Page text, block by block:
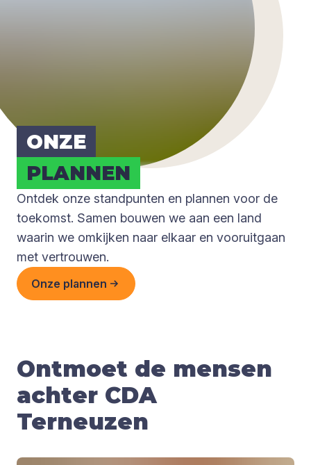
ONZE
PLAN­NEN
Ontdek onze standpunten en plannen voor de
toekomst. Samen bouwen we aan een land
waarin we omkijken naar elkaar en vooruitgaan
met vertrouwen.
Onze plannen
Ontmoet de mensen
achter CDA
Terneuzen